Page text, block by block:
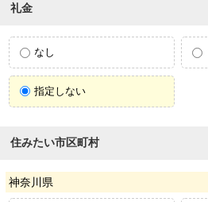
礼金
なし
指定しない
住みたい市区町村
神奈川県